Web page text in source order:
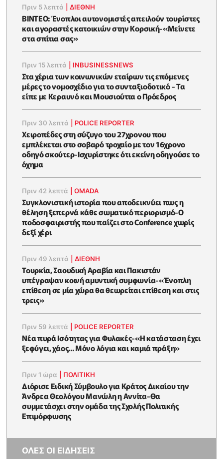
Πριν 5 λεπτά |ΔΙΕΘΝΗ
ΒΙΝΤΕΟ: Ένοπλοι αυτονομιστές απειλούν τουρίστες
και αγοραστές κατοικιών στην Κορσική-«Μείνετε
στα σπίτια σας»
Πριν 15 λεπτά INBUSINESSNEWS
Στα χέρια των κοινωνικών εταίρων τις επόμενες
μέρες το νομοσχέδιο για το συνταξιοδοτικό - Τα
είπε με Κεραυνό και Μουσιούττα ο Πρόεδρος
Πριν 30 λεπτά POLICE REPORTER
Χειροπέδες στη σύζυγο του 27χρονου που
εμπλέκεται στο σοβαρό τροχαίο με τον 16χρονο
οδηγό σκούτερ-Ισχυρίστηκε ότι εκείνη οδηγούσε το
όχημα
Πριν 42 λεπτά |OMADA
Συγκλονιστική ιστορία που αποδεικνύει πως η
θέληση ξεπερνά κάθε σωματικό περιορισμό-Ο
ποδοσφαιριστής που παίζει στο Conference χωρίς
δεξί χέρι
Πριν 49 λεπτά |ΔΙΕΘΝΗ
Τουρκία, Σαουδική Αραβία και Πακιστάν
υπέγραψαν κοινή αμυντική συμφωνία-«Ένοπλη
επίθεση σε μία χώρα θα θεωρείται επίθεση και στις
τρεις»
Πριν 59 λεπτά POLICE REPORTER
Νέα πυρά Ισότητας για Φυλακές-«Η κατάσταση έχει
ξεφύγει, χάος... Μόνο λόγια και καμιά πράξη»
Πριν 1 ώρα ΠΟΛΙΤΙΚΗ
Διόρισε Ειδική Σύμβουλο για Κράτος Δικαίου την
Άνδρεα Θεολόγου Μανώλη η Αννίτα-Θα
συμμετάσχει στην ομάδα της Σχολής Πολιτικής
Επιμόρφωσης
ΟΛΕΣ ΟΙ ΕΙΔΗΣΕΙΣ